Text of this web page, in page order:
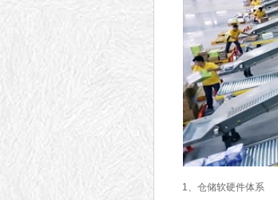
1、仓储软硬件体系